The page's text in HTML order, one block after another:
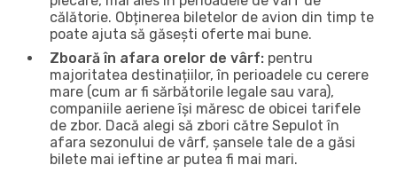
călătorie. Obținerea biletelor de avion din timp te
poate ajuta să găsești oferte mai bune.
Zboară în afara orelor de vârf: pentru
majoritatea destinațiilor, în perioadele cu cerere
mare (cum ar fi sărbătorile legale sau vara),
companiile aeriene își măresc de obicei tarifele
de zbor. Dacă alegi să zbori către Sepulot în
afara sezonului de vârf, șansele tale de a găsi
bilete mai ieftine ar putea fi mai mari.